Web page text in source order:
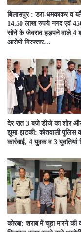
बिलासपुर : डरा-धमकाकर व
14.50 लाख रुपये नगद एवं
सोने के जेवरात हड़पने वाले 4
आरोपी गिरफ्तार…
देर रात 3 बजे डीजे का शोर
झूमा-झटकी: कोतवाली पुलिस
कार्रवाई, 4 युवक व 3 युवतियां
कोरबा: शराब में चूहा मारने की